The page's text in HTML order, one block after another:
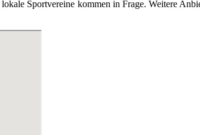
Sportvereine kommen in Frage. Weitere